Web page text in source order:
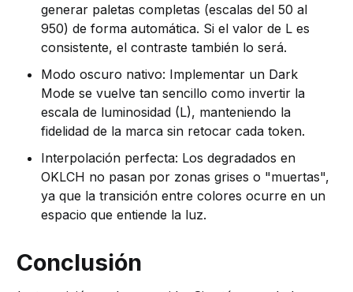
generar paletas completas (escalas del 50 al
950) de forma automática. Si el valor de L es
consistente, el contraste también lo será.
Modo oscuro nativo: Implementar un Dark
Mode se vuelve tan sencillo como invertir la
escala de luminosidad (L), manteniendo la
fidelidad de la marca sin retocar cada token.
Interpolación perfecta: Los degradados en
OKLCH no pasan por zonas grises o "muertas",
ya que la transición entre colores ocurre en un
espacio que entiende la luz.
Conclusión